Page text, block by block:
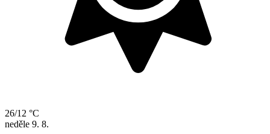
26/12 °C
neděle 9. 8.